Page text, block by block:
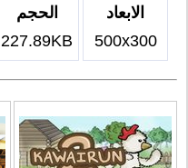
الابعاد
500x300
الحجم
227.89KB